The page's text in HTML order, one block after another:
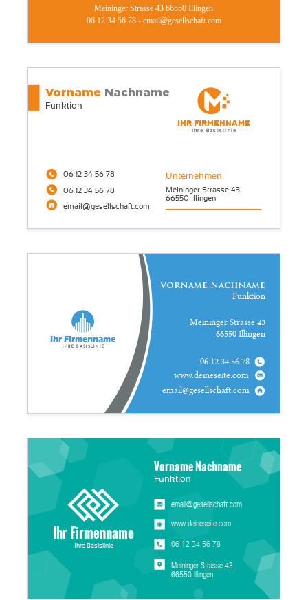
Meininger Strasse 43 66550 Illingen
06 12 34 56 78 - email@gesellschaft.com
Meininger Strasse 43
66550 Illingen
Unternehmen
06 12 34 56 78
06 12 34 56 78
email@gesellschaft.com
Funktion
Vorname Nachname
Ihr Firmenname
Ihre Basislinie
Funktion
Vorname Nachname
06 12 34 56 78
www.deineseite.com
email@gesellschaft.com
Meininger Strasse 43
66550 Illingen
Ihr Firmenname
Ihre Basislinie
06 12 34 56 78
Meininger Strasse 43
66550 Illingen
www.deineseite.com
Funktion
email@gesellschaft.com
Vorname Nachname
Ihr Firmenname
Ihre Basislinie